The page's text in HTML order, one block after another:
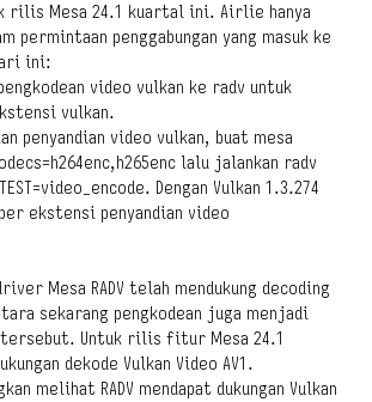
rilis Mesa 24.1 kuartal ini. Airlie hanya
permintaan penggabungan yang masuk ke
ini:
video vulkan ke radv untuk
vulkan.
penyandian video vulkan, buat mesa
lalu jalankan radv
Dengan Vulkan 1.3.274
ekstensi penyandian video
Mesa RADV telah mendukung decoding
sekarang pengkodean juga menjadi
tersebut. Untuk rilis fitur Mesa 24.1
dekode Vulkan Video AV1.
melihat RADV mendapat dukungan Vulkan